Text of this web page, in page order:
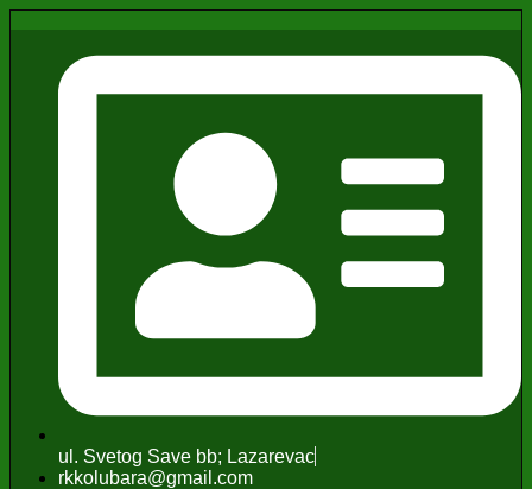
ul. Svetog Save bb; Lazarevac
rkkolubara@gmail.com